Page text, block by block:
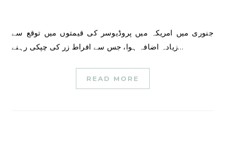
جنوری میں امریکہ میں پروڈیوسر کی قیمتوں میں توقع سے
زیادہ اضافہ ہوا، جس سے افراط زر کی چپکی رہنے…
READ MORE